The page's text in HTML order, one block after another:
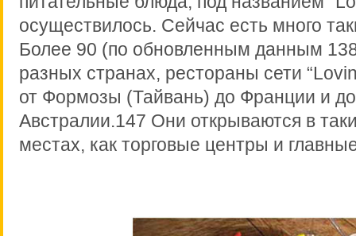
осуществилось. Сейчас есть много
Более 90 (по обновленным данным
разных странах, рестораны сети
от Формозы (Тайвань) до Франции и
Австралии.147 Они открываются в
местах, как торговые центры и